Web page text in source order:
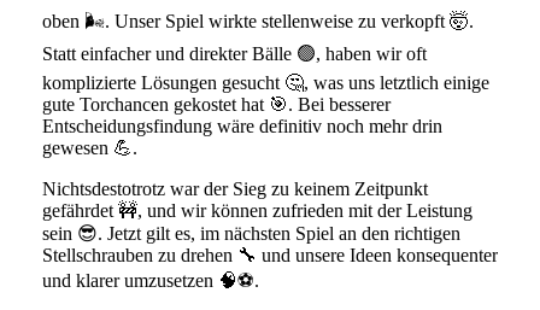
oben 🌬. Unser Spiel wirkte stellenweise zu verkopft 🤯.
Statt einfacher und direkter Bälle 🟢, haben wir oft
komplizierte Lösungen gesucht 🤔, was uns letztlich einige
gute Torchancen gekostet hat 🎯. Bei besserer
Entscheidungsfindung wäre definitiv noch mehr drin
gewesen 💪.
Nichtsdestotrotz war der Sieg zu keinem Zeitpunkt
gefährdet 🚧, und wir können zufrieden mit der Leistung
sein 😎. Jetzt gilt es, im nächsten Spiel an den richtigen
Stellschrauben zu drehen 🔧 und unsere Ideen konsequenter
und klarer umzusetzen 🧠⚽.